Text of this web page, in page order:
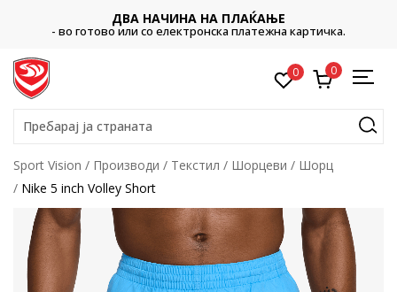
ДВА НАЧИНА НА ПЛАЌАЊЕ
- во готово или со електронска платежна картичка.
0 0
Пребарај ја страната
Sport Vision Производи Текстил Шорцеви
Шорц
Nike 5 inch Volley Short